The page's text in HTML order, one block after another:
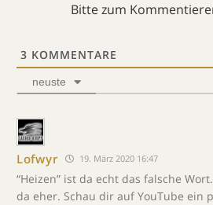
Bitte zum
3 KOMMENTARE
neuste
Lofwyr 19. März 2020 16:47
“Heizen” ist da echt das falsche
da eher. Schau dir auf YouTube ein